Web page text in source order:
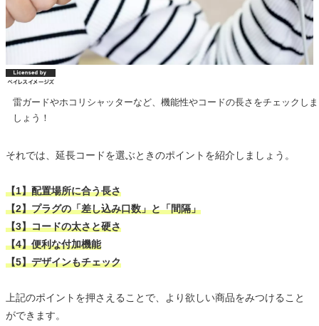
雷ガードやホコリシャッターなど、機能性やコードの長さをチェックしま
しょう！
それでは、延長コードを選ぶときのポイントを紹介しましょう。
【1】配置場所に合う長さ
【2】プラグの「差し込み口数」と「間隔」
【3】コードの太さと硬さ
【4】便利な付加機能
【5】デザインもチェック
上記のポイントを押さえることで、より欲しい商品をみつけること
ができます。